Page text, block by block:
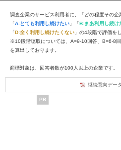
調査企業のサービス利用者に、「どの程度その
「A:とても利用し続けたい 」「B:まあ利用し続け
「D:全く利用し続けたくない 」の4段階で評価を
※10段階聴取については、A=9-10回答、B=6-8
を算出しております。
商標対象は、回答者数が100人以上の企業です。
継続意向デー
PR